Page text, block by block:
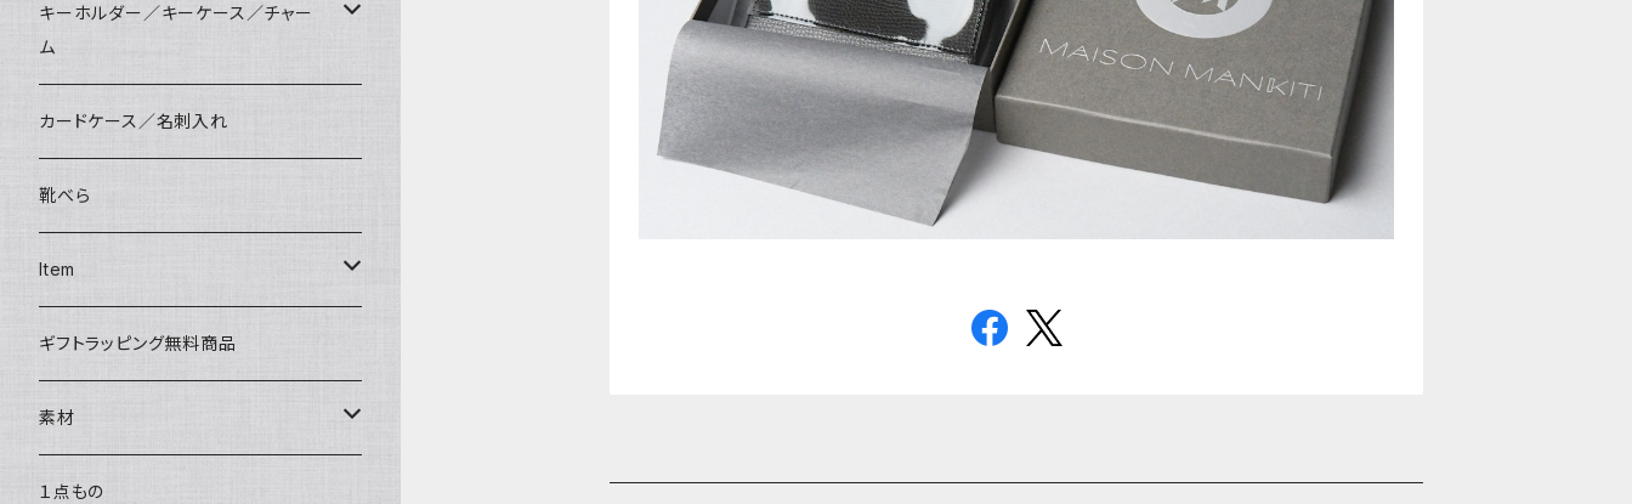
長財布
マペン
薄財布
タシュイー
コインケース
ディバ
ダイアパース
タシュイー
ダブルフラップ
コインキャッチ
サコッシュ
巾着バッグ
ショルダーバッグ
トートバッグ
チェーンバッグ
キーホルダー／キーケース／チャー
ム
パッチン キーリング
ダルマキーリング
３つ折りキーケース
リールキーケース
キーリング
キーキャップ
カードケース／名刺入れ
靴べら
Item
リップケース
ティッシュポーチ
AirPods ケース
ギフトラッピング無料商品
素材
サドルプルアップレザー
１点もの